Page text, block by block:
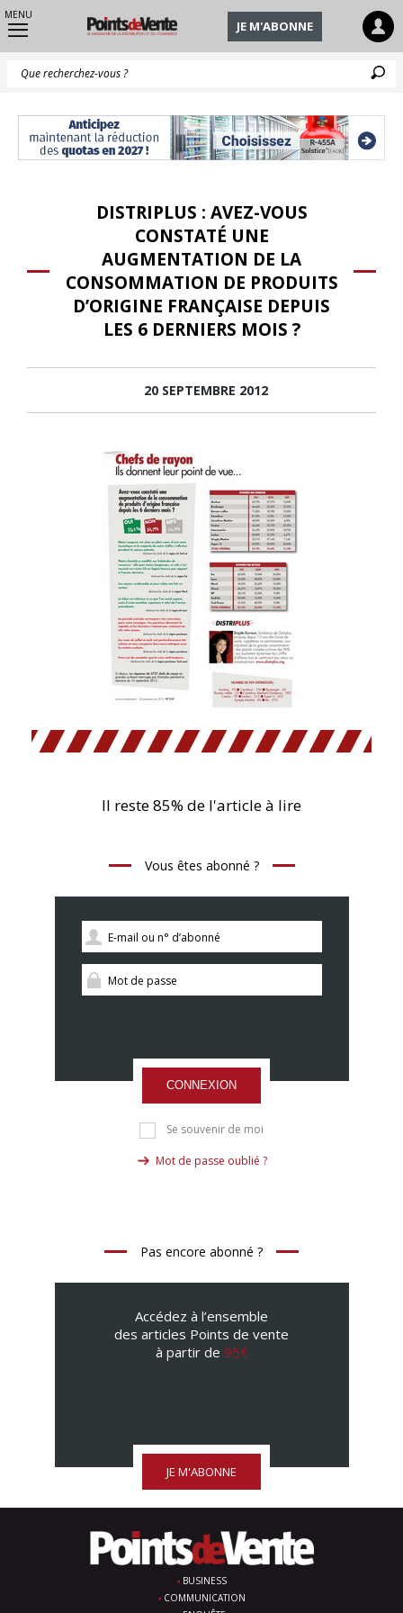
MENU
JE M'ABONNE
DISTRIPLUS : AVEZ-VOUS
CONSTATÉ UNE
AUGMENTATION DE LA
CONSOMMATION DE PRODUITS
D’ORIGINE FRANÇAISE DEPUIS
LES 6 DERNIERS MOIS ?
20 SEPTEMBRE 2012
Il reste 85% de l'article à lire
Vous êtes abonné ?
CONNEXION
Se souvenir de moi
Mot de passe oublié ?
Pas encore abonné ?
Accédez à l’ensemble
des articles Points de vente
à partir de 95€
JE M'ABONNE
BUSINESS
COMMUNICATION